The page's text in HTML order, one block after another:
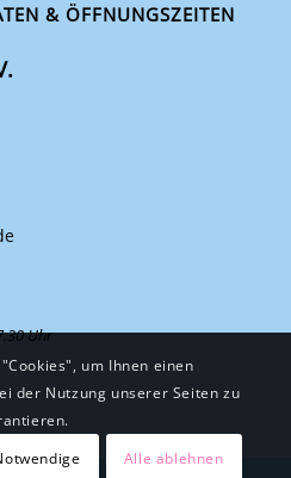
& ÖFFNUNGSZEITEN
Uhr
um Ihnen einen
der Nutzung unserer Seiten zu
Alle ablehnen